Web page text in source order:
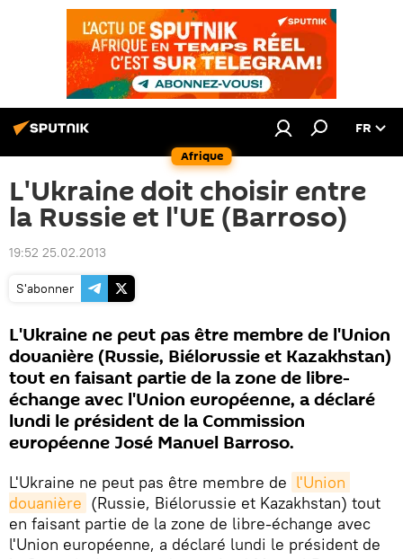
Afrique
FR
L'Ukraine doit choisir entre
la Russie et l'UE (Barroso)
19:52 25.02.2013
S'abonner
L'Ukraine ne peut pas être membre de l'Union
douanière (Russie, Biélorussie et Kazakhstan)
tout en faisant partie de la zone de libre-
échange avec l'Union européenne, a déclaré
lundi le président de la Commission
européenne José Manuel Barroso.
L'Ukraine ne peut pas être membre de l'Union
douanière (Russie, Biélorussie et Kazakhstan) tout
en faisant partie de la zone de libre-échange avec
l'Union européenne, a déclaré lundi le président de